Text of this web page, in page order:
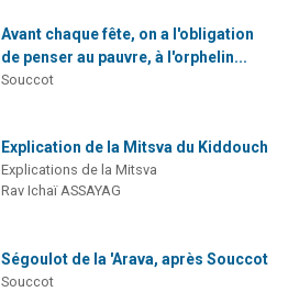
Avant chaque fête, on a l'obligation
de penser au pauvre, à l'orphelin...
Souccot
Explication de la Mitsva du Kiddouch
Explications de la Mitsva
Rav Ichaï ASSAYAG
Ségoulot de la 'Arava, après Souccot
Souccot